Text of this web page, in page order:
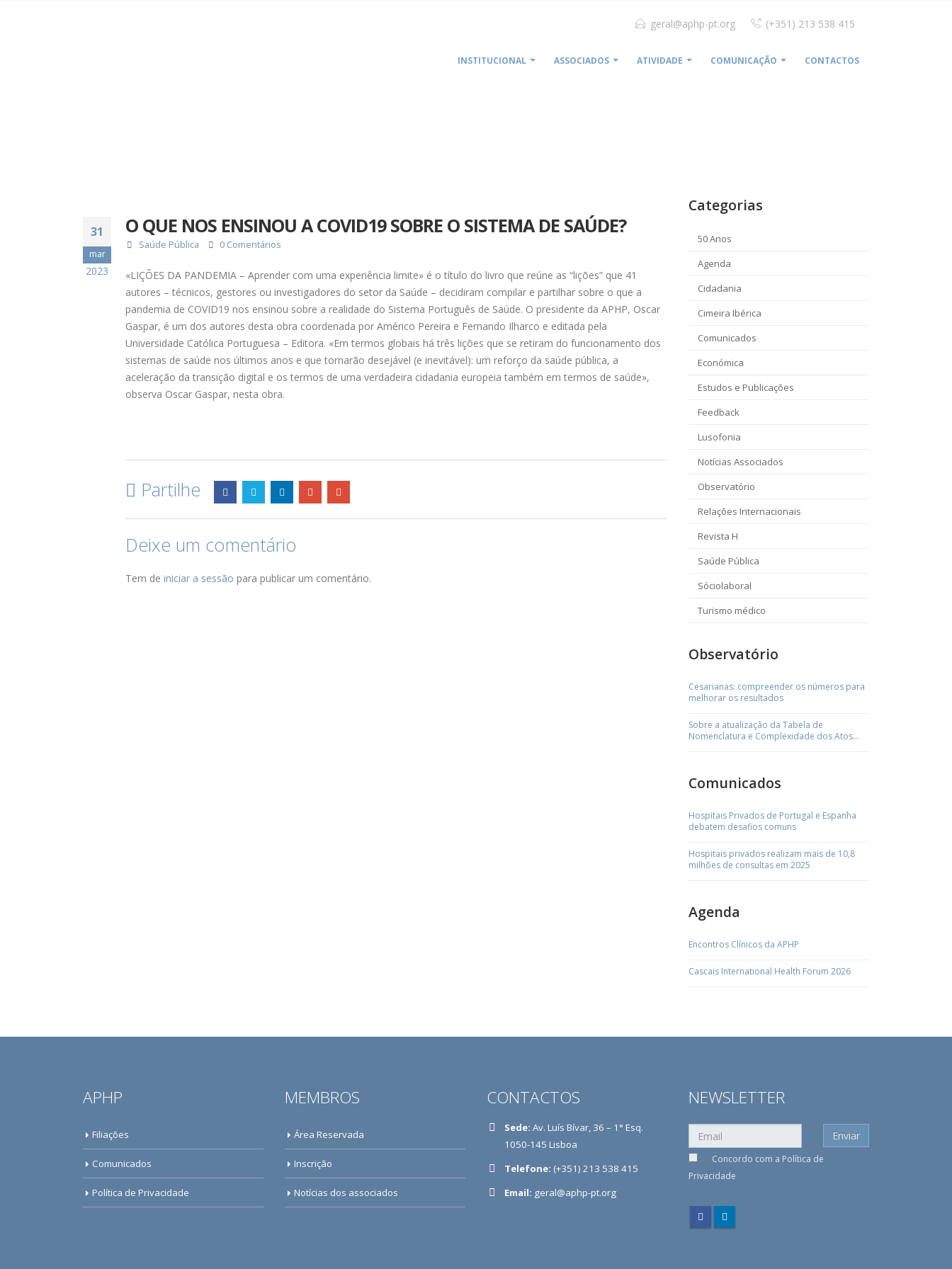
geral@aphp-pt.org (+351) 213 538 415
INSTITUCIONAL ASSOCIADOS ATIVIDADE COMUNICAÇÃO CONTACTOS
31
mar
2023
O QUE NOS ENSINOU A COVID19 SOBRE O SISTEMA DE SAÚDE?
Saúde Pública 0 Comentários
«LIÇÕES DA PANDEMIA – Aprender com uma experiência limite» é o título do livro que reúne as “lições” que 41
autores – técnicos, gestores ou investigadores do setor da Saúde – decidiram compilar e partilhar sobre o que a
pandemia de COVID19 nos ensinou sobre a realidade do Sistema Português de Saúde. O presidente da APHP, Oscar
Gaspar, é um dos autores desta obra coordenada por Américo Pereira e Fernando Ilharco e editada pela
Universidade Católica Portuguesa – Editora. «Em termos globais há três lições que se retiram do funcionamento dos
sistemas de saúde nos últimos anos e que tornarão desejável (e inevitável): um reforço da saúde pública, a
aceleração da transição digital e os termos de uma verdadeira cidadania europeia também em termos de saúde»,
observa Oscar Gaspar, nesta obra.
Partilhe
Deixe um comentário
Tem de iniciar a sessão para publicar um comentário.
Categorias
50 Anos
Agenda
Cidadania
Cimeira Ibérica
Comunicados
Económica
Estudos e Publicações
Feedback
Lusofonia
Notícias Associados
Observatório
Relações Internacionais
Revista H
Saúde Pública
Sóciolaboral
Turismo médico
Observatório
Cesarianas: compreender os números para
melhorar os resultados
Sobre a atualização da Tabela de
Nomenclatura e Complexidade dos Atos
Comunicados
Hospitais Privados de Portugal e Espanha
debatem desafios comuns
Hospitais privados realizam mais de 10,8
milhões de consultas em 2025
Agenda
Encontros Clínicos da APHP
Cascais International Health Forum 2026
APHP
Filiações
Comunicados
Política de Privacidade
MEMBROS
Área Reservada
Inscrição
Notícias dos associados
CONTACTOS
Sede: Av. Luís Bívar, 36 – 1° Esq.
1050-145 Lisboa
Telefone: (+351) 213 538 415
Email: geral@aphp-pt.org
NEWSLETTER
Concordo com a Política de
Privacidade